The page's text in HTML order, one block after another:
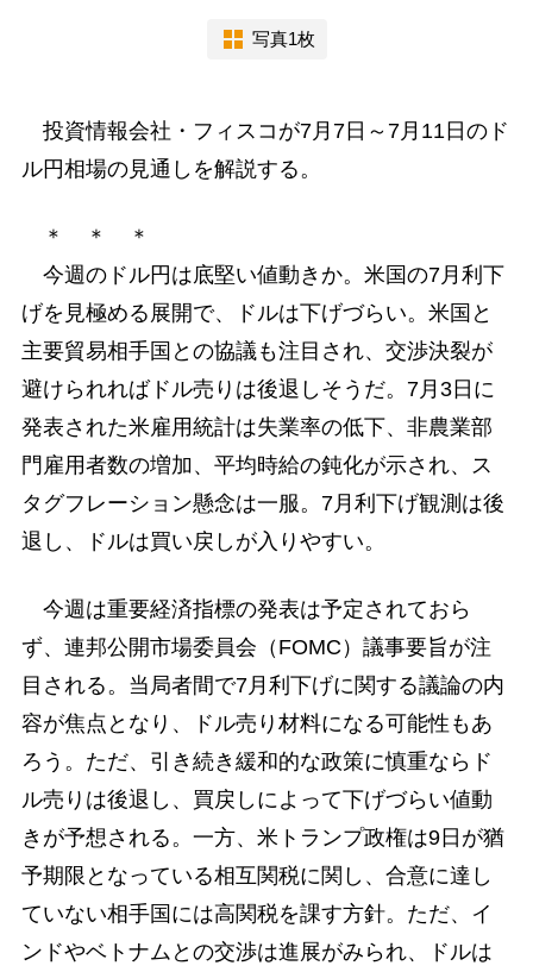
写真1枚
投資情報会社・フィスコが7月7日～7月11日のド
ル円相場の見通しを解説する。
＊ ＊ ＊
今週のドル円は底堅い値動きか。米国の7月利下
げを見極める展開で、ドルは下げづらい。米国と
主要貿易相手国との協議も注目され、交渉決裂が
避けられればドル売りは後退しそうだ。7月3日に
発表された米雇用統計は失業率の低下、非農業部
門雇用者数の増加、平均時給の鈍化が示され、ス
タグフレーション懸念は一服。7月利下げ観測は後
退し、ドルは買い戻しが入りやすい。
今週は重要経済指標の発表は予定されておら
ず、連邦公開市場委員会（FOMC）議事要旨が注
目される。当局者間で7月利下げに関する議論の内
容が焦点となり、ドル売り材料になる可能性もあ
ろう。ただ、引き続き緩和的な政策に慎重ならド
ル売りは後退し、買戻しによって下げづらい値動
きが予想される。一方、米トランプ政権は9日が猶
予期限となっている相互関税に関し、合意に達し
ていない相手国には高関税を課す方針。ただ、イ
ンドやベトナムとの交渉は進展がみられ、ドルは